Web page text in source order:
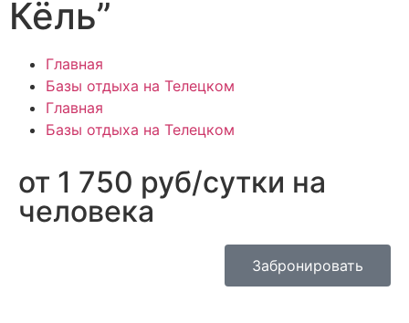
Кёль”
Главная
Базы отдыха на Телецком
Главная
Базы отдыха на Телецком
от 1 750 руб/сутки на
человека
Забронировать